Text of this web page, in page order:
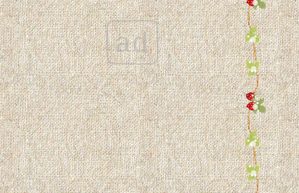
ตระกูลหมู (ตุ๊กตาถุงเท้า)
ผลสำเร็จที่ได้...จากการออกรายการวิทยุ
เปิดร้านไม่ทันไร...ก็ได้สัมภาษณ์สดทางรายการ
วิทยุ...หุหุหุ
เปิดร้านแล้วจ้า tuck_sock_doll
หมูของขวัญงานแต่ง
ไดโน...หมู (ตุ๊กตาถุงเท้า)
มวครับผม (ตุ๊กตาถุงเท้า)
หมีสันหลังยาว (จากถุงเท้า)
สารพัดสัตว์...ตุ๊กตาถุงเท้า
กระต่ายขี้เซา
ตุ๊กตาผึ้งน้อย (ไร้ปีก)
เรื่องหมู ๆ (ตุ๊กตาถุงท้า)
ad